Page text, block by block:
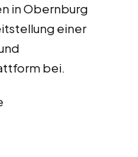
in Obernburg
einer
bei.